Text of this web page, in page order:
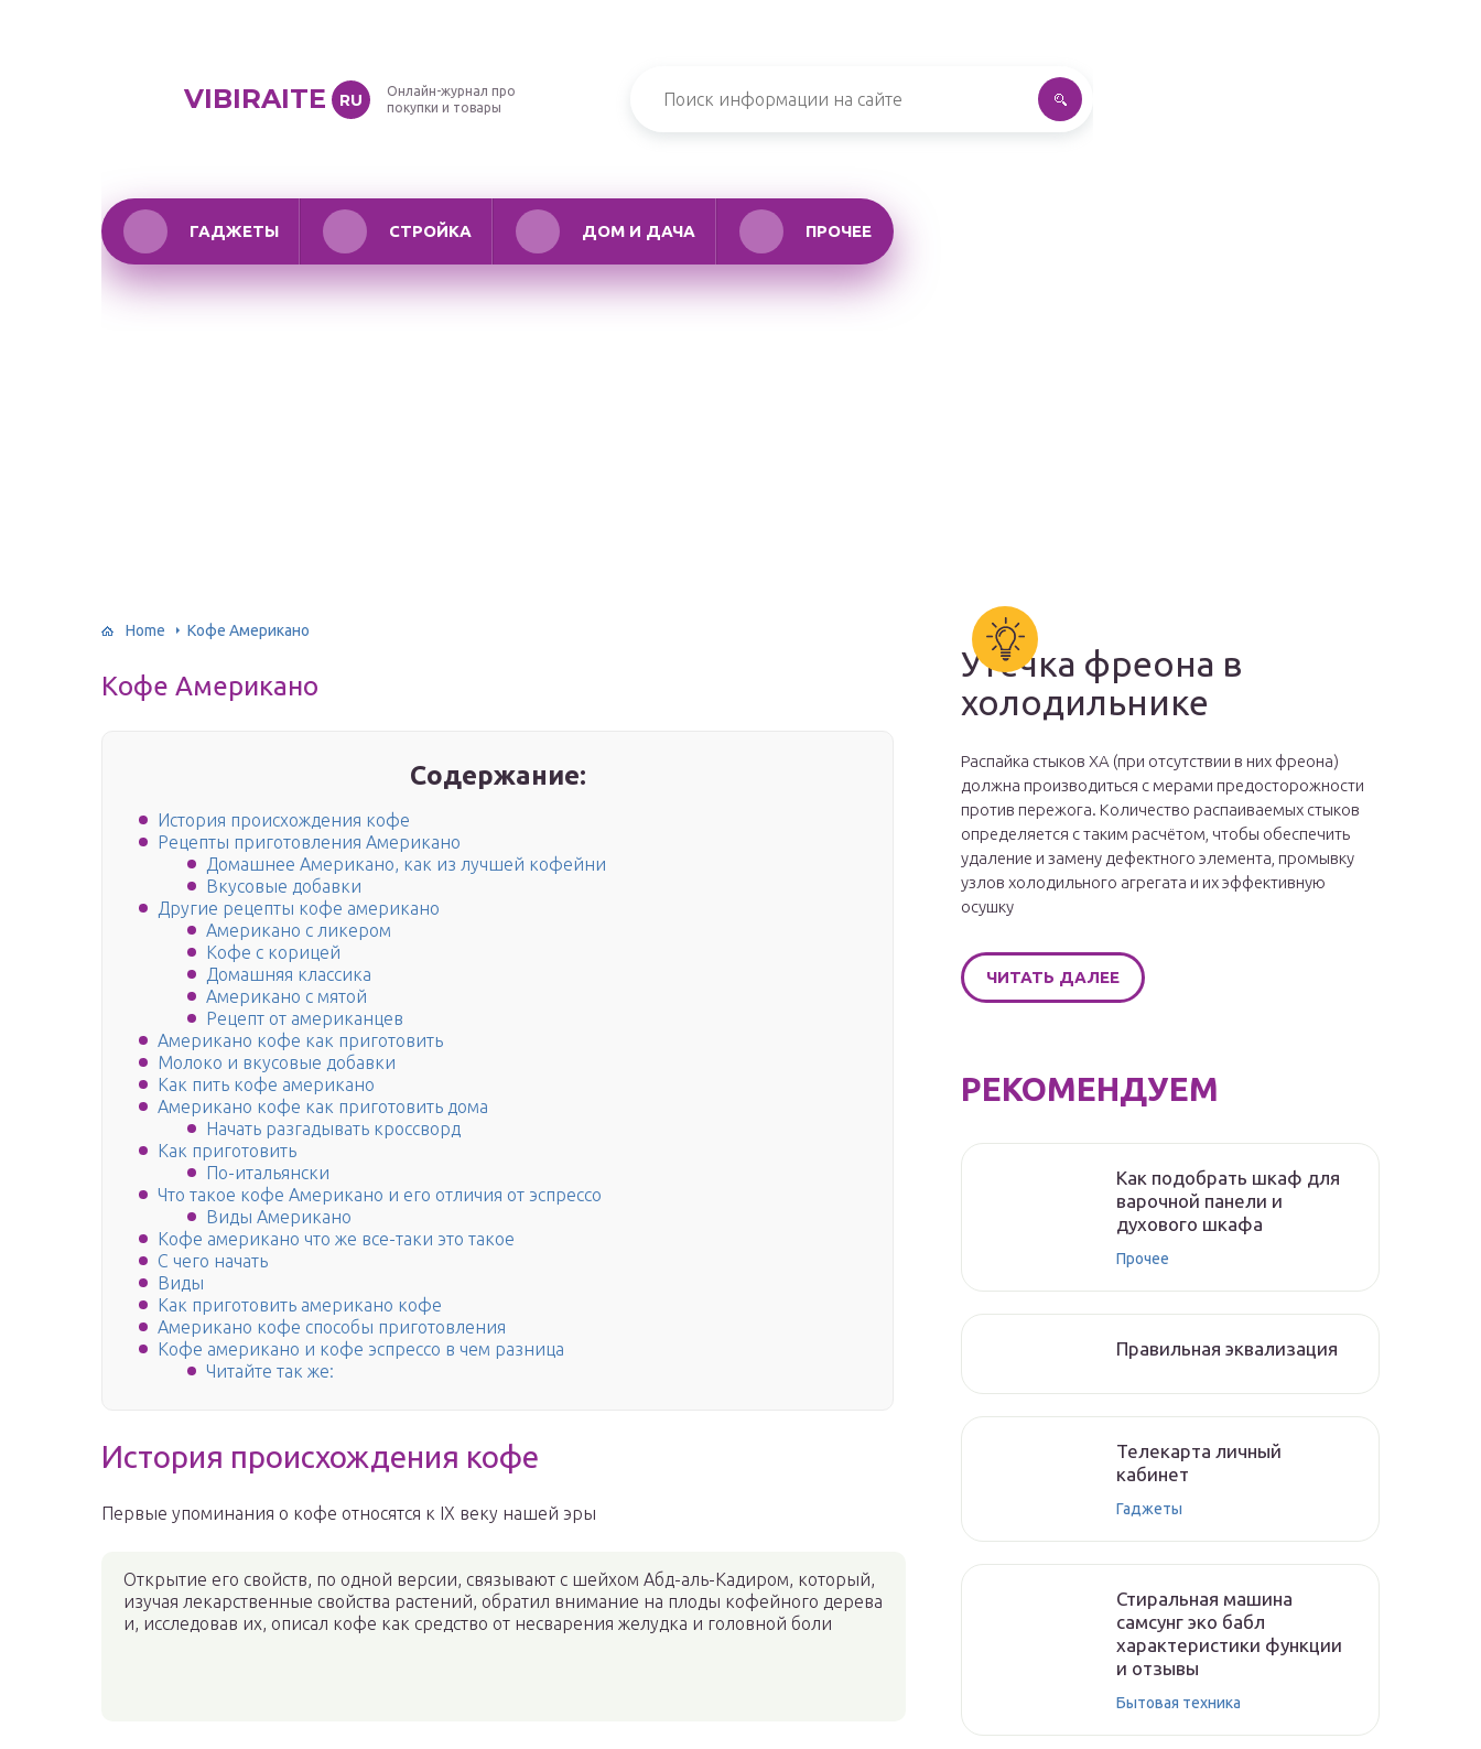
VIBIRAITE RU
Онлайн-журнал про
покупки и товары
ГАДЖЕТЫ СТРОЙКА ДОМ И ДАЧА ПРОЧЕЕ
Home Кофе Американо
Кофе Американо
Содержание:
История происхождения кофе
Рецепты приготовления Американо
Домашнее Американо, как из лучшей кофейни
Вкусовые добавки
Другие рецепты кофе американо
Американо с ликером
Кофе с корицей
Домашняя классика
Американо с мятой
Рецепт от американцев
Американо кофе как приготовить
Молоко и вкусовые добавки
Как пить кофе американо
Американо кофе как приготовить дома
Начать разгадывать кроссворд
Как приготовить
По-итальянски
Что такое кофе Американо и его отличия от эспрессо
Виды Американо
Кофе американо что же все-таки это такое
С чего начать
Виды
Как приготовить американо кофе
Американо кофе способы приготовления
Кофе американо и кофе эспрессо в чем разница
Читайте так же:
История происхождения кофе
Первые упоминания о кофе относятся к IX веку нашей эры
Открытие его свойств, по одной версии, связывают с шейхом Абд-аль-Кадиром, который,
изучая лекарственные свойства растений, обратил внимание на плоды кофейного дерева
и, исследовав их, описал кофе как средство от несварения желудка и головной боли
Утечка фреона в
холодильнике
Распайка стыков ХА (при отсутствии в них фреона)
должна производиться с мерами предосторожности
против пережога. Количество распаиваемых стыков
определяется с таким расчётом, чтобы обеспечить
удаление и замену дефектного элемента, промывку
узлов холодильного агрегата и их эффективную
осушку
ЧИТАТЬ ДАЛЕЕ
РЕКОМЕНДУЕМ
Как подобрать шкаф для
варочной панели и
духового шкафа
Прочее
Правильная эквализация
Телекарта личный
кабинет
Гаджеты
Стиральная машина
самсунг эко бабл
характеристики функции
и отзывы
Бытовая техника